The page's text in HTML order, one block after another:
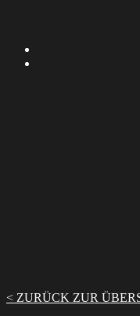
< ZURÜCK ZUR